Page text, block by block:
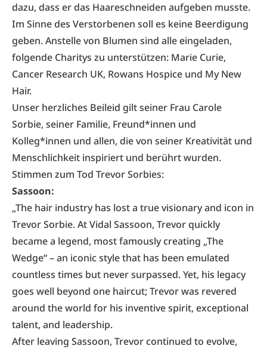
dazu, dass er das Haareschneiden aufgeben musste.
Im Sinne des Verstorbenen soll es keine Beerdigung
geben. Anstelle von Blumen sind alle eingeladen,
folgende Charitys zu unterstützen: Marie Curie,
Cancer Research UK, Rowans Hospice und My New
Hair.
Unser herzliches Beileid gilt seiner Frau Carole
Sorbie, seiner Familie, Freund*innen und
Kolleg*innen und allen, die von seiner Kreativität und
Menschlichkeit inspiriert und berührt wurden.
Stimmen zum Tod Trevor Sorbies:
Sassoon:
„The hair industry has lost a true visionary and icon in
Trevor Sorbie. At Vidal Sassoon, Trevor quickly
became a legend, most famously creating „The
Wedge“ – an iconic style that has been emulated
countless times but never surpassed. Yet, his legacy
goes well beyond one haircut; Trevor was revered
around the world for his inventive spirit, exceptional
talent, and leadership.
After leaving Sassoon, Trevor continued to evolve,